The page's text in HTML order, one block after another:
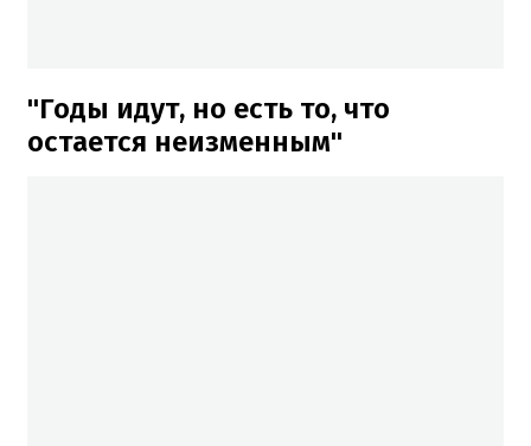
"Годы идут, но есть то, что
остается неизменным"